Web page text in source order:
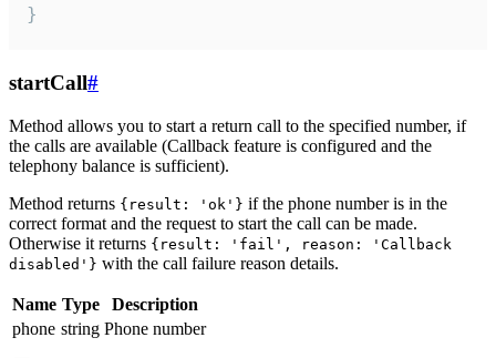
}
startCall#
Method allows you to start a return call to the specified number, if
the calls are available (Callback feature is configured and the
telephony balance is sufficient).
Method returns {result: 'ok'} if the phone number is in the
correct format and the request to start the call can be made.
Otherwise it returns {result: 'fail', reason: 'Callback
disabled'} with the call failure reason details.
Name Type
Description
phone string Phone number